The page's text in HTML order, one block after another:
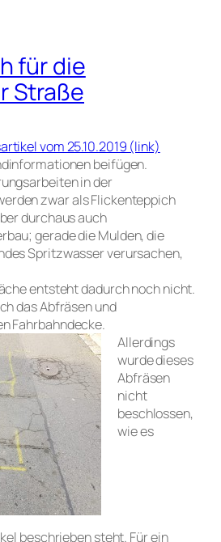
für die
Straße
vom 25.10.2019 (link)
beifügen.
in der
zwar als Flickenteppich
durchaus auch
gerade die Mulden, die
Spritzwasser verursachen,
entsteht dadurch noch nicht.
das Abfräsen und
Fahrbahndecke.
Allerdings
wurde dieses
Abfräsen
nicht
beschlossen,
wie es
beschrieben steht. Für ein